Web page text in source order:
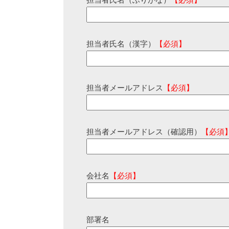
担当者氏名（漢字） 【必須】
担当者メールアドレス 【必須】
担当者メールアドレス（確認用） 【必須
会社名 【必須】
部署名